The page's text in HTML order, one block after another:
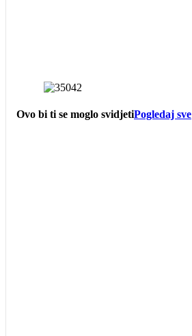
Ovo bi ti se moglo svidjetiPogledaj sve